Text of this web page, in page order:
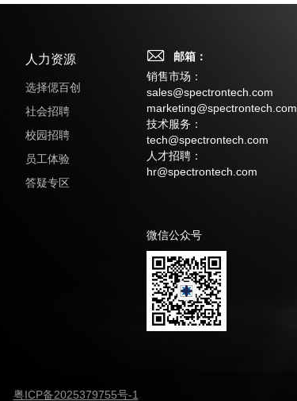
人力资源
选择偲百创
社会招聘
校园招聘
员工体验
答疑专区
邮箱：
销售市场：
sales@spectrontech.com
marketing@spectrontech.com
技术服务：
tech@spectrontech.com
人才招聘：
hr@spectrontech.com
微信公众号
粤ICP备2025379755号-1